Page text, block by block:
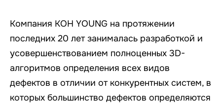
Компания KOH YOUNG на протяжении
последних 20 лет занималась разработкой и
усовершенствованием полноценных 3D-
алгоритмов определения всех видов
дефектов в отличии от конкурентных систем, в
которых большинство дефектов определяются